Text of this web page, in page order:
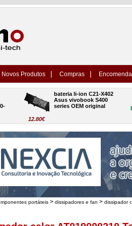
Novos Produtos | Compras |
12.80€
bateria li-ion C21-X402
Asus vivobook S400
series OEM original
portáteis > dissipadores e fan > dissipador